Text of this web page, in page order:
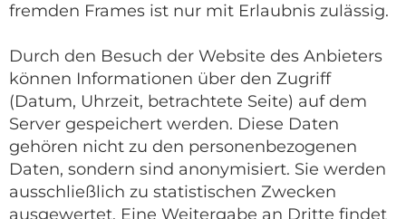
fremden Frames ist nur mit Erlaubnis zulässig.
Durch den Besuch der Website des Anbieters
können Informationen über den Zugriff
(Datum, Uhrzeit, betrachtete Seite) auf dem
Server gespeichert werden. Diese Daten
gehören nicht zu den personenbezogenen
Daten, sondern sind anonymisiert. Sie werden
ausschließlich zu statistischen Zwecken
ausgewertet. Eine Weitergabe an Dritte findet